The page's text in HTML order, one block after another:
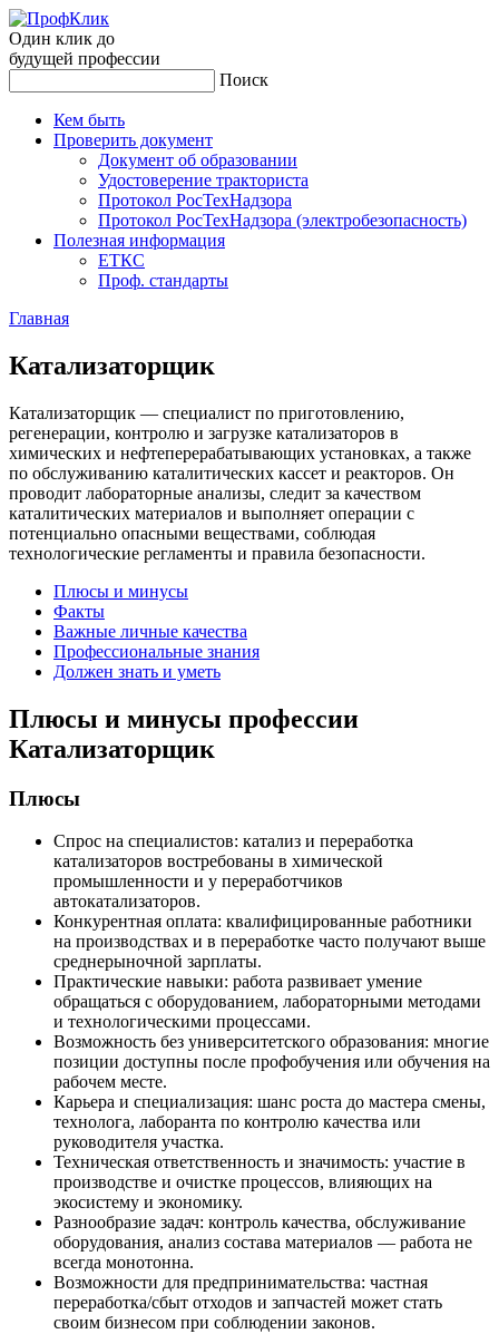
Один клик до
будущей профессии
Поиск
Кем быть
Проверить документ
Документ об образовании
Удостоверение тракториста
Протокол РосТехНадзора
Протокол РосТехНадзора (электробезопасность)
Полезная информация
ЕТКС
Проф. стандарты
Главная
Ка­тали­затор­щик
Катализаторщик — специалист по приготовлению,
регенерации, контролю и загрузке катализаторов в
химических и нефтеперерабатывающих установках, а также
по обслуживанию каталитических кассет и реакторов. Он
проводит лабораторные анализы, следит за качеством
каталитических материалов и выполняет операции с
потенциально опасными веществами, соблюдая
технологические регламенты и правила безопасности.
Плюсы и минусы
Факты
Важные личные качества
Профессиональные знания
Должен знать и уметь
Плюсы и минусы профессии
Катализаторщик
Плюсы
Спрос на специалистов: катализ и переработка
катализаторов востребованы в химической
промышленности и у переработчиков
автокатализаторов.
Конкурентная оплата: квалифицированные работники
на производствах и в переработке часто получают выше
среднерыночной зарплаты.
Практические навыки: работа развивает умение
обращаться с оборудованием, лабораторными методами
и технологическими процессами.
Возможность без университетского образования: многие
позиции доступны после профобучения или обучения на
рабочем месте.
Карьера и специализация: шанс роста до мастера смены,
технолога, лаборанта по контролю качества или
руководителя участка.
Техническая ответственность и значимость: участие в
производстве и очистке процессов, влияющих на
экосистему и экономику.
Разнообразие задач: контроль качества, обслуживание
оборудования, анализ состава материалов — работа не
всегда монотонна.
Возможности для предпринимательства: частная
переработка/сбыт отходов и запчастей может стать
своим бизнесом при соблюдении законов.